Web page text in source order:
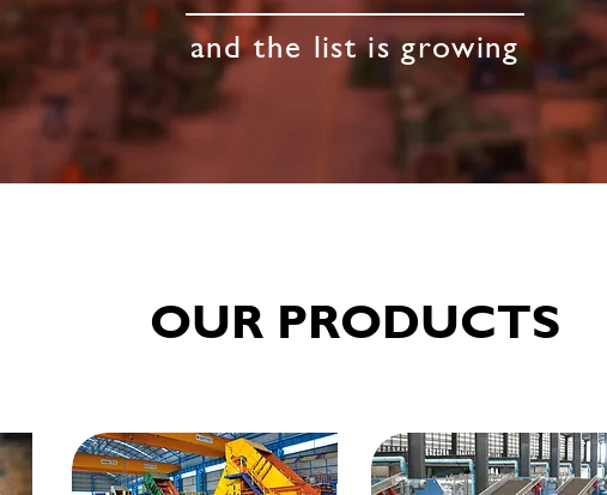
and the list is growing
OUR PRODUCTS